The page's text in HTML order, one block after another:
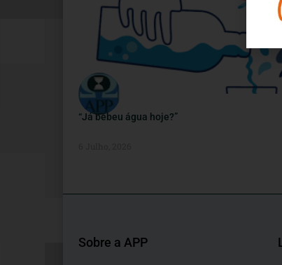
“Já bebeu água hoje?”
Sobre a APP